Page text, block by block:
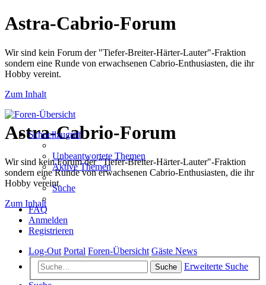
Astra-Cabrio-Forum
Wir sind kein Forum der "Tiefer-Breiter-Härter-Lauter"-Fraktion
sondern eine Runde von erwachsenen Cabrio-Enthusiasten, die ihr
Hobby vereint.
Zum Inhalt
Astra-Cabrio-Forum
Wir sind kein Forum der "Tiefer-Breiter-Härter-Lauter"-Fraktion
sondern eine Runde von erwachsenen Cabrio-Enthusiasten, die ihr
Hobby vereint.
Zum Inhalt
Schnellzugriff
Unbeantwortete Themen
Aktive Themen
Suche
FAQ
Anmelden
Registrieren
Log-Out Portal Foren-Übersicht Gäste News
Suche
Erweiterte Suche